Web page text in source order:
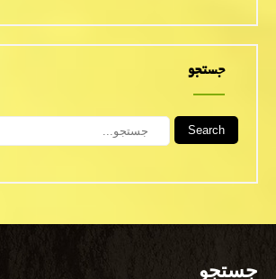
جستجو
Search
جستجو